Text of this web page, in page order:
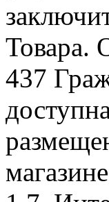
Товара.
437